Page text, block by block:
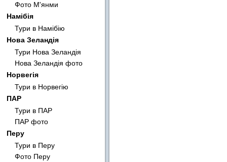
Фото М'янми
Намібія
Тури в Намібію
Нова Зеландія
Тури Нова Зеландія
Нова Зеландія фото
Норвегія
Тури в Норвегію
ПАР
Тури в ПАР
ПАР фото
Перу
Тури в Перу
Фото Перу